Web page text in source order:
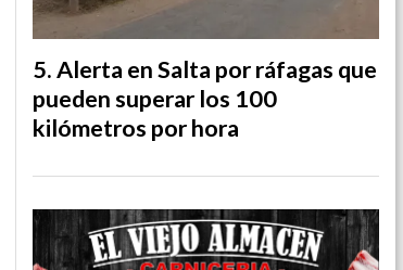
Alerta en Salta por ráfagas que
pueden superar los 100
kilómetros por hora